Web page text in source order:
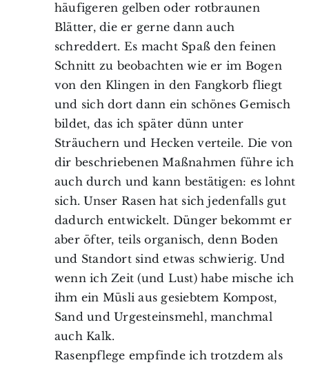
häufigeren gelben oder rotbraunen
Blätter, die er gerne dann auch
schreddert. Es macht Spaß den feinen
Schnitt zu beobachten wie er im Bogen
von den Klingen in den Fangkorb fliegt
und sich dort dann ein schönes Gemisch
bildet, das ich später dünn unter
Sträuchern und Hecken verteile. Die von
dir beschriebenen Maßnahmen führe ich
auch durch und kann bestätigen: es lohnt
sich. Unser Rasen hat sich jedenfalls gut
dadurch entwickelt. Dünger bekommt er
aber öfter, teils organisch, denn Boden
und Standort sind etwas schwierig. Und
wenn ich Zeit (und Lust) habe mische ich
ihm ein Müsli aus gesiebtem Kompost,
Sand und Urgesteinsmehl, manchmal
auch Kalk.
Rasenpflege empfinde ich trotzdem als